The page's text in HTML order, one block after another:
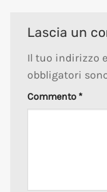
Lascia un
Il tuo indirizzo
obbligatori
Commento *